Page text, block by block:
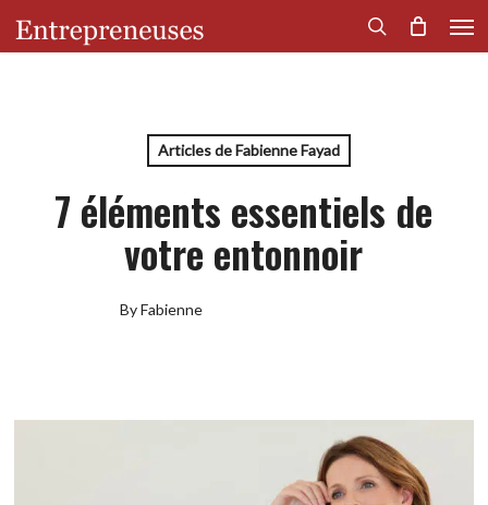
search
Articles de Fabienne Fayad
7 éléments essentiels de
votre entonnoir
By Fabienne